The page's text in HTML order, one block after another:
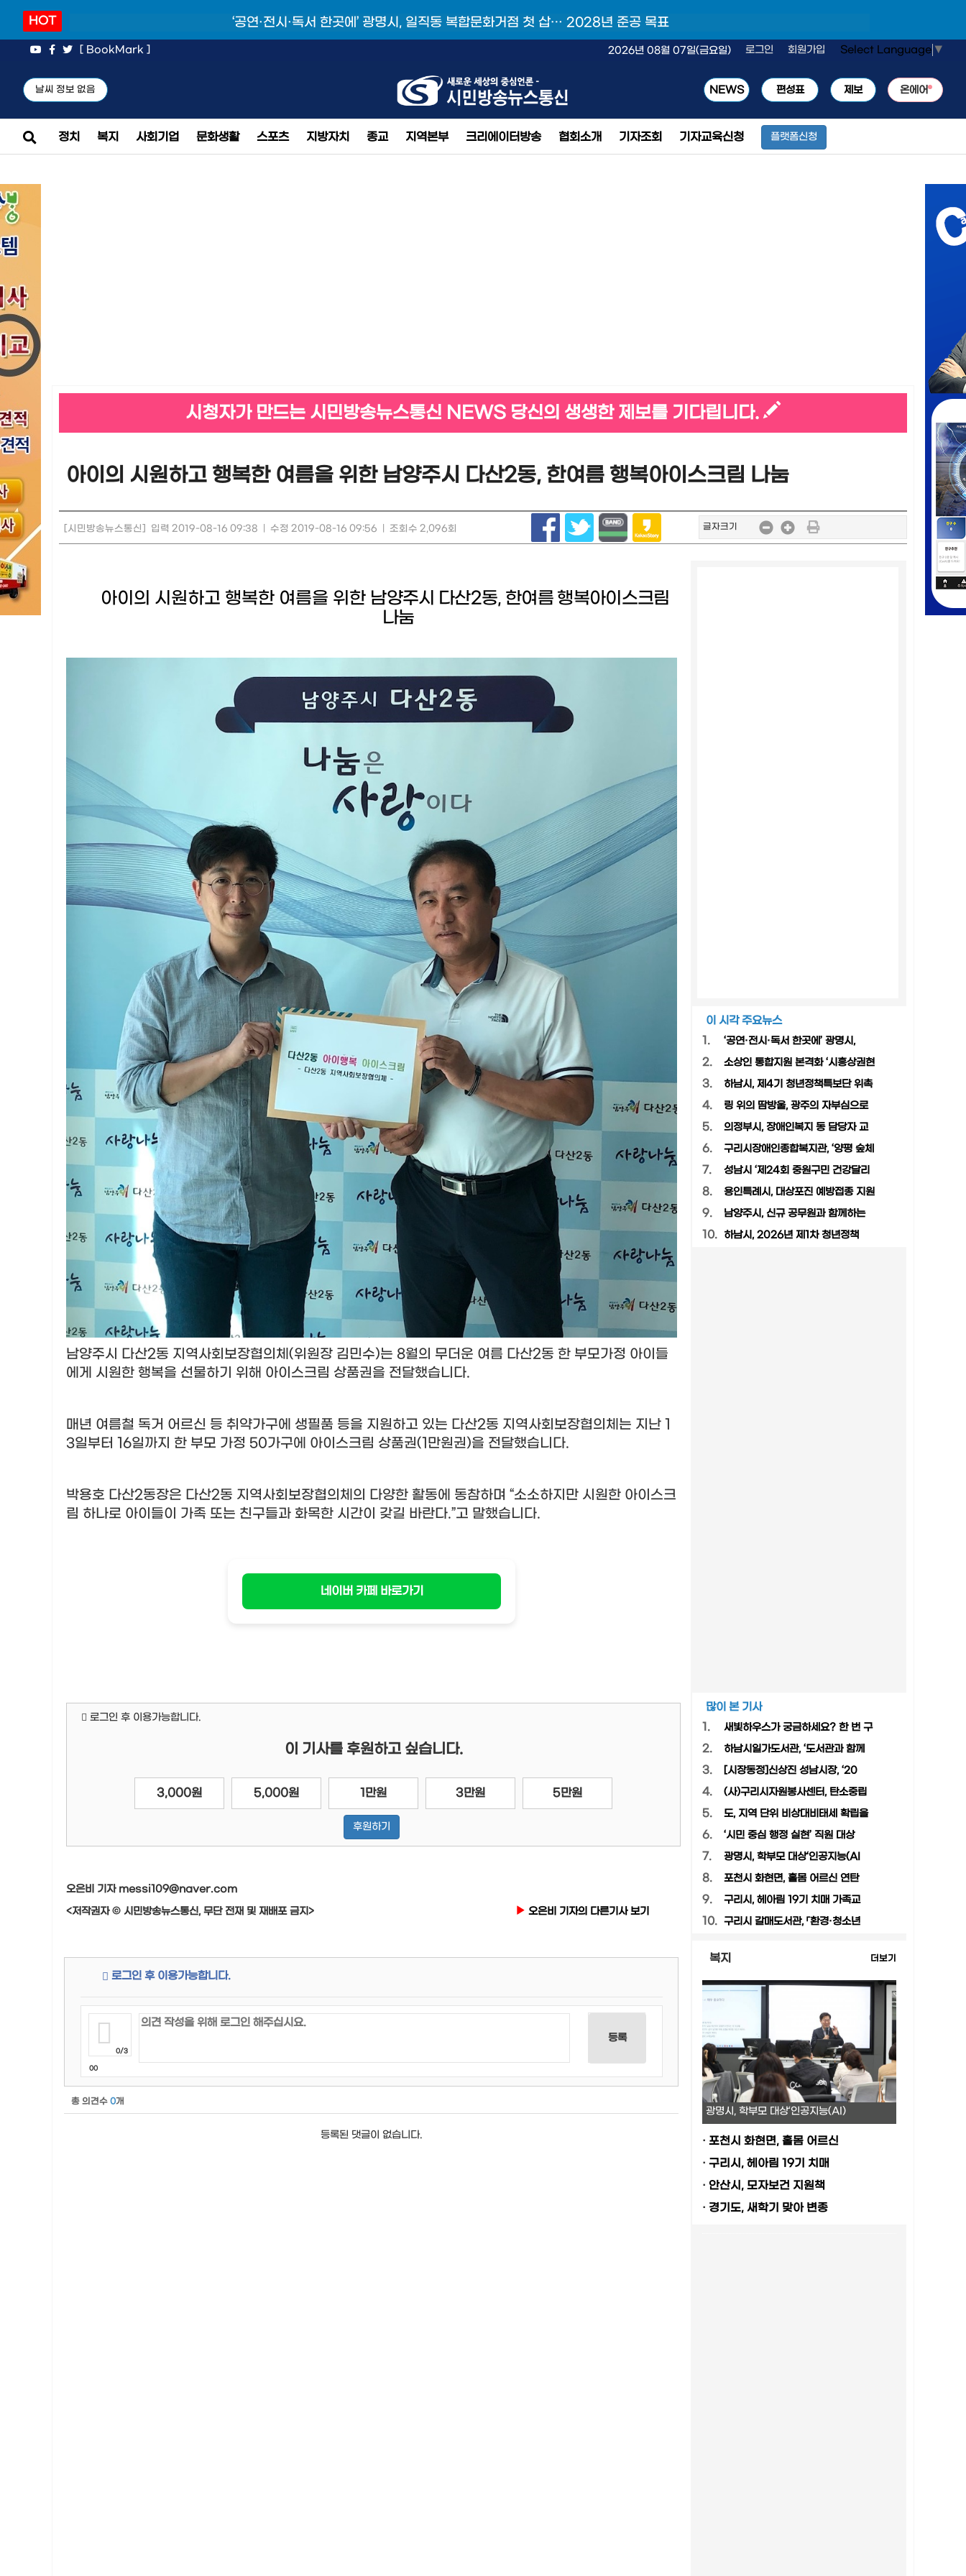
HOT ‘공연·전시·독서 한곳에’ 광명시, 일직동 복합문화거점 첫 삽… 2028년 준공 목표
[ BookMark ] 2026년 08월 07일(금요일) 로그인 회원가입 Select Language ▼
날씨 정보 없음 NEWS 편성표 제보 온에어
정치 복지 사회기업 문화생활 스포츠 지방자치 종교 지역본부 크리에이터방송 협회소개 기자조회 기자교육신청 플랫폼신청
시청자가 만드는 시민방송뉴스통신 NEWS 당신의 생생한 제보를 기다립니다.
아이의 시원하고 행복한 여름을 위한 남양주시 다산2동, 한여름 행복아이스크림 나눔
[시민방송뉴스통신] 입력 2019-08-16 09:38 수정 2019-08-16 09:56 조회수 2,096회 글자크기
아이의 시원하고 행복한 여름을 위한 남양주시 다산2동, 한여름 행복아이스크림
나눔
남양주시 다산2동 지역사회보장협의체 (위원장 김민수)는 8월의 무더운 여름 다산2동 한 부모가정 아이들
에게 시원한 행복을 선물하기 위해 아이스크림 상품권을 전달했습니다.
매년 여름철 독거 어르신 등 취약가구에 생필품 등을 지원하고 있는 다산2동 지역사회보장협의체는 지난 1
3일부터 16일까지 한 부모 가정 50가구에 아이스크림 상품권(1 만원권)을 전달했습니다.
박용호 다산2동장은 다산2동 지역사회보장협의체의 다양한 활동에 동참하며 “소소하지만 시원한 아이스크
림 하나로 아이들이 가족 또는 친구들과 화목한 시간이 갖길 바란다.”고 말했습니다.
네이버 카페 바로가기
로그인 후 이용가능합니다.
이 기사를 후원하고 싶습니다.
3,000원 5,000원 1만원 3만원 5만원
후원하기
오은비 기자 messi109@naver.com
<저작권자 © 시민방송뉴스통신, 무단 전재 및 재배포 금지>
오은비 기자의 다른기사 보기
로그인 후 이용가능합니다.
0/3
00
등록
총 의견수 0개
등록된 댓글이 없습니다.
이 시각 주요뉴스
1.
‘공연·전시·독서 한곳에’ 광명시,
2. 소상인 통합지원 본격화 ‘시흥상권현
3. 하남시, 제4기 청년정책특보단 위촉
4. 링 위의 땀방울, 광주의 자부심으로
5. 의정부시, 장애인복지 동 담당자 교
6. 구리시장애인종합복지관, ‘양평 숲체
7. 성남시 ‘제24회 중원구민 건강달리
8. 용인특례시, 대상포진 예방접종 지원
9. 남양주시, 신규 공무원과 함께하는
10. 하남시, 2026년 제1차 청년정책
많이 본 기사
1.
새빛하우스가 궁금하세요? 한 번 구
2. 하남시일가도서관, ‘도서관과 함께
3. [시장동정]신상진 성남시장, ‘20
4. (사)구리시자원봉사센터, 탄소중립
5. 도, 지역 단위 비상대비태세 확립을
6. ‘시민 중심 행정 실현’ 직원 대상
7. 광명시, 학부모 대상‘인공지능(AI
8. 포천시 화현면, 홀몸 어르신 연탄
9. 구리시, 헤아림 19기 치매 가족교
10. 구리시 갈매도서관, 「환경·청소년
복지 더보기
광명시, 학부모 대상‘인공지능(AI)
· 포천시 화현면, 홀몸 어르신
· 구리시, 헤아림 19기 치매
· 안산시, 모자보건 지원책
· 경기도, 새학기 맞아 변종